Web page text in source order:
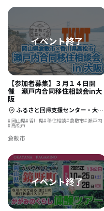
【参加者募集】３月１４日開
催 瀬戸内合同移住相談会in大
阪
ふるさと回帰支援センター・大阪セミナールーム
岡山県 香川県 移住相談 倉敷市 瀬戸内
高松市
倉敷市